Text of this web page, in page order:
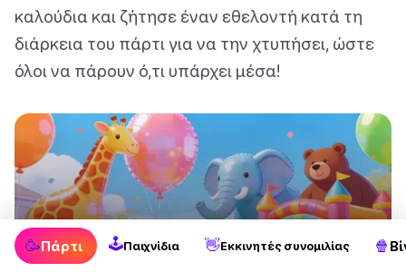
καλούδια και ζήτησε έναν εθελοντή κατά τη
διάρκεια του πάρτι για να την χτυπήσει, ώστε
όλοι να πάρουν ό,τι υπάρχει μέσα!
🥳Πάρτι 🕹Παιχνίδια 👋Εκκινητές συνομιλίας 🍿